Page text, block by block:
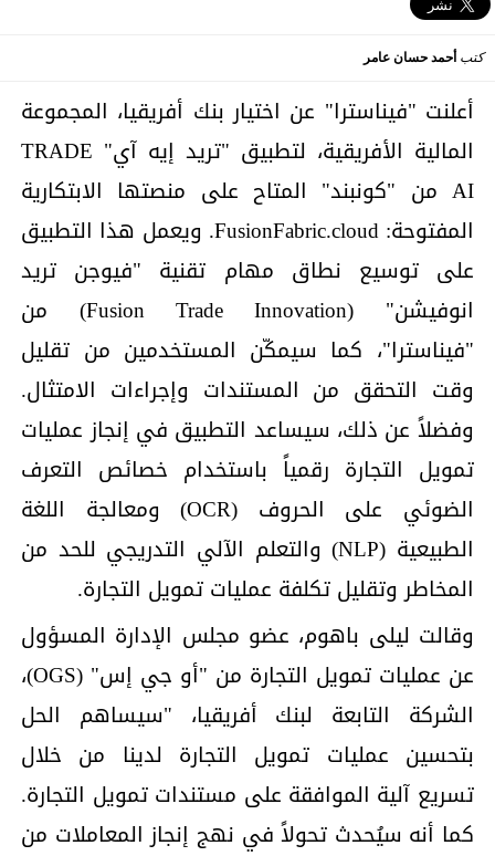
كتبأحمد حسان عامر
أعلنت "فيناسترا" عن اختيار بنك أفريقيا، المجموعة
المالية الأفريقية، لتطبيق "تريد إيه آي" TRADE
AI من "كونبند" المتاح على منصتها الابتكارية
المفتوحة: FusionFabric.cloud. ويعمل هذا التطبيق
على توسيع نطاق مهام تقنية "فيوجن تريد
انوفيشن" (Fusion Trade Innovation) من
"فيناسترا"، كما سيمكّن المستخدمين من تقليل
وقت التحقق من المستندات وإجراءات الامتثال.
وفضلاً عن ذلك، سيساعد التطبيق في إنجاز عمليات
تمويل التجارة رقمياً باستخدام خصائص التعرف
الضوئي على الحروف (OCR) ومعالجة اللغة
الطبيعية (NLP) والتعلم الآلي التدريجي للحد من
المخاطر وتقليل تكلفة عمليات تمويل التجارة.
وقالت ليلى باهوم، عضو مجلس الإدارة المسؤول
عن عمليات تمويل التجارة من "أو جي إس" (OGS)،
الشركة التابعة لبنك أفريقيا، "سيساهم الحل
بتحسين عمليات تمويل التجارة لدينا من خلال
تسريع آلية الموافقة على مستندات تمويل التجارة.
كما أنه سيُحدث تحولاً في نهج إنجاز المعاملات من